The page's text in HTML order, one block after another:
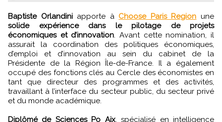
Baptiste Orlandiniapporte à Choose Paris Region une
solide expérience dans le pilotage de projets
économiques et d’innovation. Avant cette nomination, il
assurait la coordination des politiques économiques,
d’emploi et d’innovation au sein du cabinet de la
Présidente de la Région Île-de-France. Il a également
occupé des fonctions clés au Cercle des économistes en
tant que directeur des programmes et des activités,
travaillant à l’interface du secteur public, du secteur privé
et du monde académique.
Diplômé de Sciences Po Aix, spécialisé en intelligence